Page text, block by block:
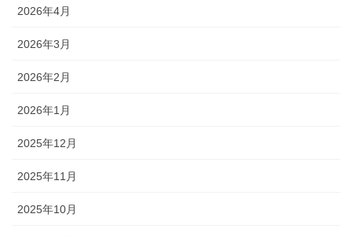
2026年4月
2026年3月
2026年2月
2026年1月
2025年12月
2025年11月
2025年10月